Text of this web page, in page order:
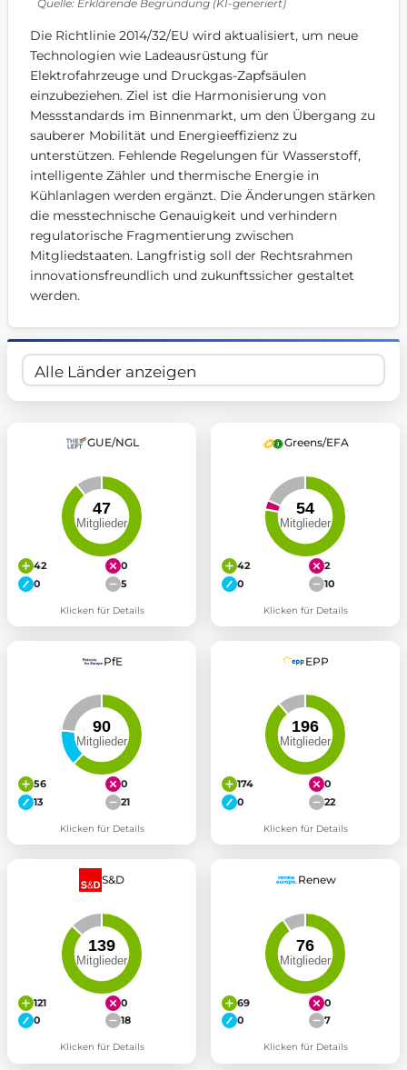
Get Involved
Become a member:Join us to advance digital democracy
Volunteer:Contribute your skills in technology, design,
Support democracy: Help us strengthen accountability
Quelle: Erklärende Begründung (KI-generiert)
Die Richtlinie 2014/32/EU wird aktualisiert, um neue
Technologien wie Ladeausrüstung für
Elektrofahrzeuge und Druckgas-Zapfsäulen
einzubeziehen. Ziel ist die Harmonisierung von
Messstandards im Binnenmarkt, um den Übergang zu
sauberer Mobilität und Energieeffizienz zu
unterstützen. Fehlende Regelungen für Wasserstoff,
intelligente Zähler und thermische Energie in
Kühlanlagen werden ergänzt. Die Änderungen stärken
die messtechnische Genauigkeit und verhindern
regulatorische Fragmentierung zwischen
Mitgliedstaaten. Langfristig soll der Rechtsrahmen
innovationsfreundlich und zukunftssicher gestaltet
werden.
GUE/NGL
42
0
0
5
Klicken für Details
Greens/EFA
42
2
0
10
Klicken für Details
PfE
56
0
13
21
Klicken für Details
EPP
174
0
0
22
Klicken für Details
S&D
121
0
0
18
Klicken für Details
Renew
69
0
0
7
Klicken für Details